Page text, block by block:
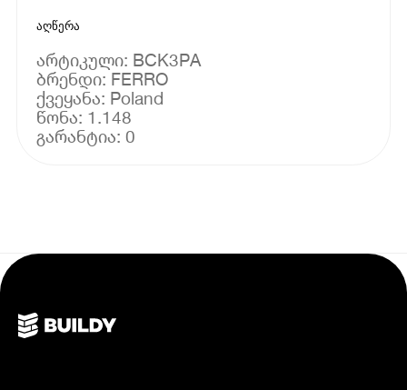
აღწერა
არტიკული: BCK3PA
ბრენდი: FERRO
ქვეყანა: Poland
წონა: 1.148